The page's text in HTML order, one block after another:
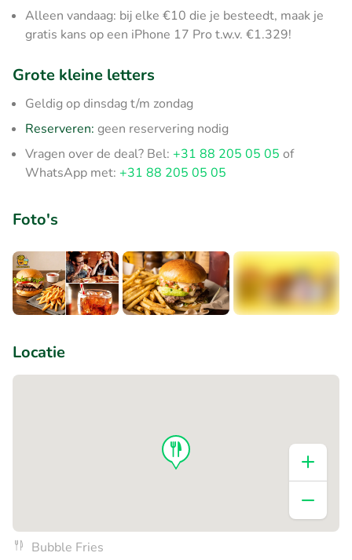
Alleen vandaag: bij elke €10 die je besteedt, maak je
gratis kans op een iPhone 17 Pro t.w.v. €1.329!
Grote kleine letters
Geldig op dinsdag t/m zondag
Reserveren: geen reservering nodig
Vragen over de deal? Bel: +31 88 205 05 05 of
WhatsApp met: +31 88 205 05 05
Foto's
Locatie
Bubble Fries